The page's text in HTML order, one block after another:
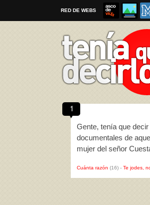
RED DE WEBS
1
Gente, tenía que
documentales de
mujer del señor
Cuánta razón (16) - Te jodes,